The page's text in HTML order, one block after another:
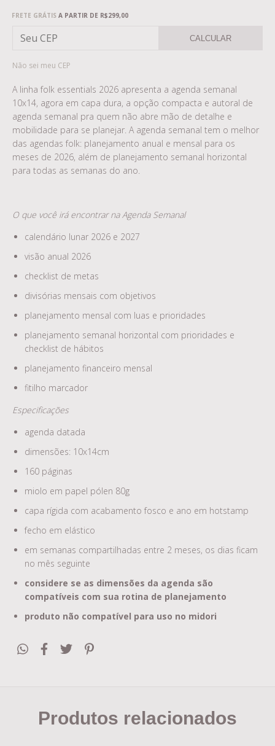
FRETE GRÁTIS A PARTIR DE R$299,00
CALCULAR
Não sei meu CEP
A linha folk essentials 2026 apresenta a agenda semanal
10x14, agora em capa dura, a opção compacta e autoral de
agenda semanal pra quem não abre mão de detalhe e
mobilidade para se planejar. A agenda semanal tem o melhor
das agendas folk: planejamento anual e mensal para os
meses de 2026, além de planejamento semanal horizontal
para todas as semanas do ano.
O que você irá encontrar na Agenda Semanal
calendário lunar 2026 e 2027
visão anual 2026
checklist de metas
divisórias mensais com objetivos
planejamento mensal com luas e prioridades
planejamento semanal horizontal com prioridades e
checklist de hábitos
planejamento financeiro mensal
fitilho marcador
Especificações
agenda datada
dimensões: 10x14cm
160 páginas
miolo em papel pólen 80g
capa rígida com acabamento fosco e ano em hotstamp
fecho em elástico
em semanas compartilhadas entre 2 meses, os dias ficam
no mês seguinte
considere se as dimensões da agenda são
compatíveis com sua rotina de planejamento
produto não compatível para uso no midori
Produtos relacionados